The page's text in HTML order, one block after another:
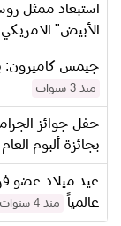
استبعاد ممثل
الأبيض" الامريكي
جيمس كاميرون:
منذ 3 سنوات
حفل جوائز
بجائزة ألبوم العام
عالمياً
منذ 4 سنوات